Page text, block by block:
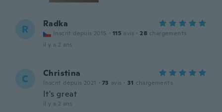
R Radka
Inscrit depuis 2015 · 115 avis · 28 chargements
il y a 2 ans
C Christina
Inscrit depuis 2021 · 73 avis · 31 chargements
It's great
il y a 2 ans